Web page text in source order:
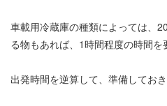
車載用冷蔵庫の種類によっては、
る物もあれば、1時間程度の時間を
出発時間を逆算して、準備しておき